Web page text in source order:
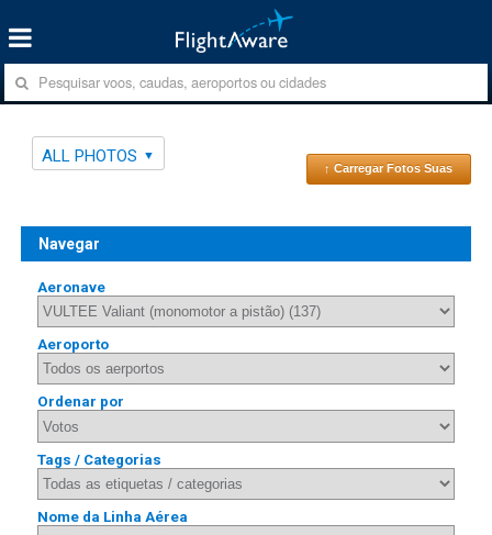
ALL PHOTOS
↑ Carregar Fotos Suas
Navegar
Aeronave
Aeroporto
Ordenar por
Tags / Categorias
Nome da Linha Aérea